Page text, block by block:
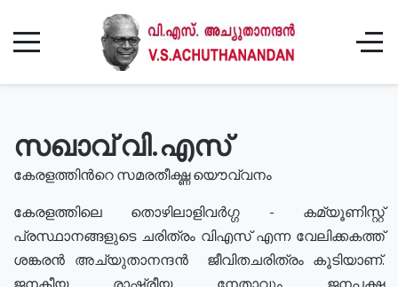
സഖാവ് വി.എസ്
കേരളത്തിൻറെ സമരതീക്ഷ്ണ യൌവ്വനം
കേരളത്തിലെ തൊഴിലാളിവർഗ്ഗ - കമ്യൂണിസ്റ്റ്
പ്രസ്ഥാനങ്ങളുടെ ചരിത്രം വിഎസ് എന്ന വേലിക്കകത്ത്
ശങ്കരൻ അച്യുതാനന്ദൻ ജീവിതചരിത്രം കൂടിയാണ്.
ജനകീയ രാഷ്ട്രീയ നേതാവും ജനപക്ഷ